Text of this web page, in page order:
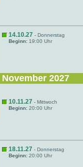
14.10.27 - Donnerstag
Beginn: 19:00 Uhr
November 2027
10.11.27 - Mittwoch
Beginn: 20:00 Uhr
18.11.27 - Donnerstag
Beginn: 20:00 Uhr